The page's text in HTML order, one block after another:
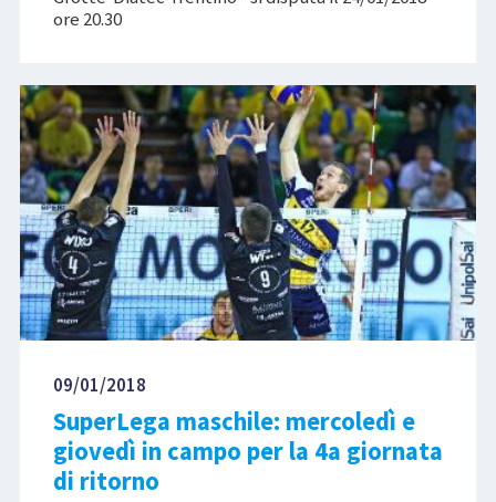
ore 20.30
09/01/2018
SuperLega maschile: mercoledì e
giovedì in campo per la 4a giornata
di ritorno